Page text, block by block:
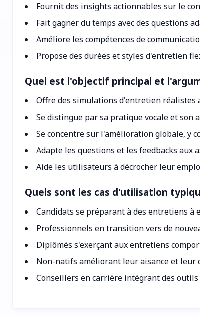
Fournit des insights actionnables sur le
Fait gagner du temps avec des questions
Améliore les compétences de
Propose des durées et styles d'entretien
Quel est l'objectif principal et
Offre des simulations d'entretien réalistes
Se distingue par sa pratique vocale et son
Se concentre sur l'amélioration globale, y
Adapte les questions et les feedbacks
Aide les utilisateurs à décrocher leur
Quels sont les cas d'utilisation
Candidats se préparant à des entretiens à
Professionnels en transition vers de
Diplômés s'exerçant aux entretiens
Non-natifs améliorant leur aisance et leur
Conseillers en carrière intégrant des